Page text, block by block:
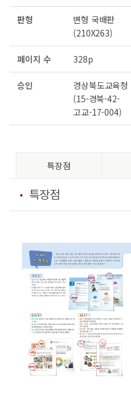
판형
변형 국배판
(210X263)
페이지 수 328p
승인
경상북도교육청
(15-경북-42-
고교-17-004)
특장점
특장점